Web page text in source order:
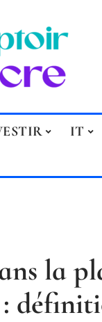
IT
la